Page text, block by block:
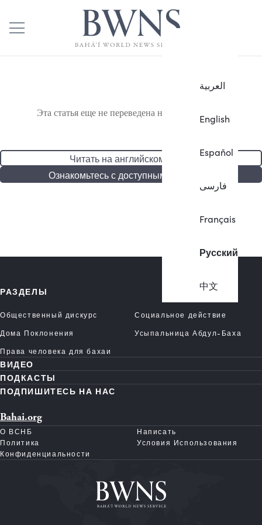
العربية
English
Español
فارسی
Français
Русский
中文
Эта статья еще не переведена на русский язык.
Читать на английском языке
Ознакомьтесь с доступными статьями
РАЗДЕЛЫ
Общественный дискурс
Социальное действие
Дома Поклонения
Усыпальница Абдул-Баха
Права человека для бахаи
ВИДЕО
ПОДКАСТЫ
ПОДПИШИТЕСЬ НА НАС
Bahai.org
О ВСНБ
Написать
Политика
Конфиденциальности
Условия Использования